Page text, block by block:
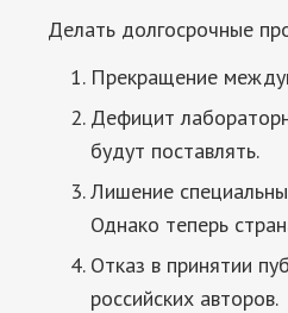
Делать долгосрочные
Прекращение
Дефицит
будут поставлять.
Лишение
Однако теперь
Отказ в принятии
российских авторов.